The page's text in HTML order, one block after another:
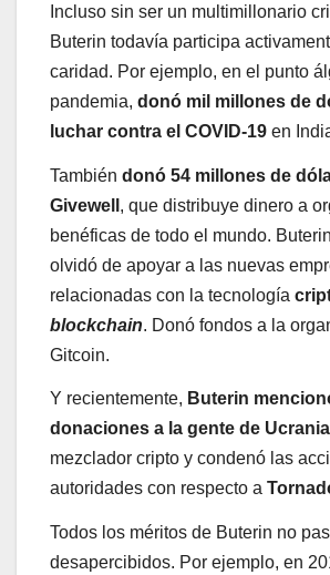
Incluso sin ser un multimillonario
Buterin todavía participa
caridad. Por ejemplo, en el punto
pandemia, donó mil millones de
luchar contra el COVID-19 en
También donó 54 millones de
Givewell , que distribuye dinero a
benéficas de todo el mundo.
olvidó de apoyar a las nuevas
relacionadas con la tecnología
blockchain. Donó fondos a la
Gitcoin.
Y recientemente, Buterin
donaciones a la gente de Ucrania
mezclador cripto y condenó las
autoridades con respecto a
Todos los méritos de Buterin no
desapercibidos. Por ejemplo, en